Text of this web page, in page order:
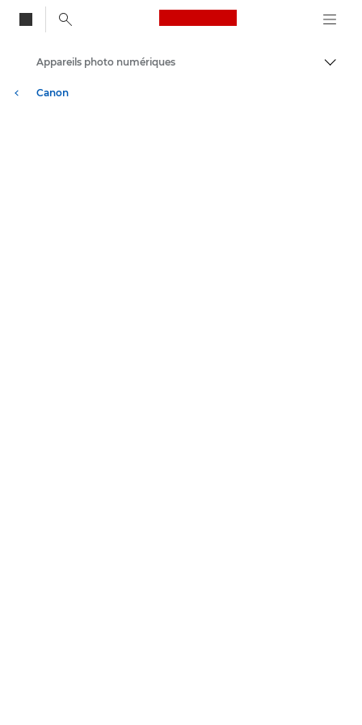
Canon Logo, back
Canon
Appareils photo numériques